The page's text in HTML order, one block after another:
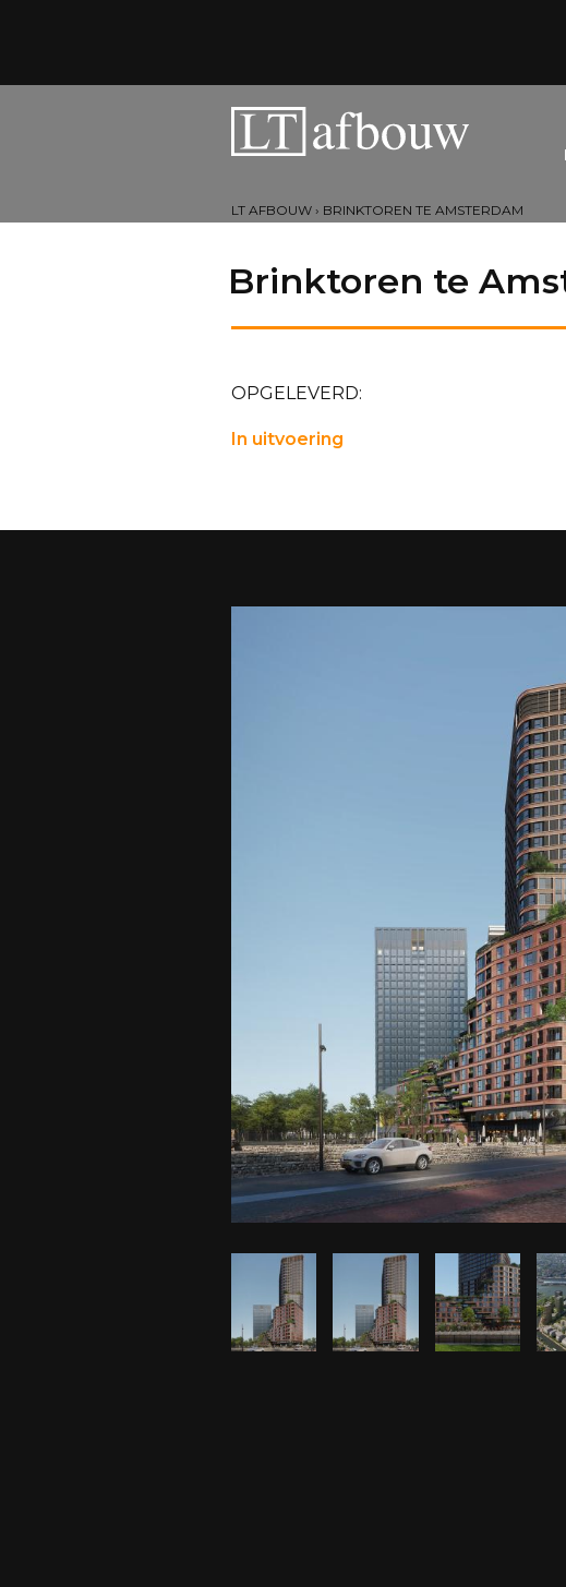
LT AFBOUW › BRINKTOREN TE AMSTERDAM
Brinktoren te
OPGELEVERD:
In uitvoering